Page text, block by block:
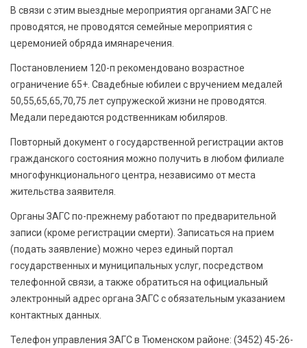
В связи с этим выездные мероприятия органами ЗАГС не
проводятся, не проводятся семейные мероприятия с
церемонией обряда имянаречения.
Постановлением 120-п рекомендовано возрастное
ограничение 65+. Свадебные юбилеи с вручением медалей
50,55,65,65,70,75 лет супружеской жизни не проводятся.
Медали передаются родственникам юбиляров.
Повторный документ о государственной регистрации актов
гражданского состояния можно получить в любом филиале
многофункционального центра, независимо от места
жительства заявителя.
Органы ЗАГС по-прежнему работают по предварительной
записи (кроме регистрации смерти). Записаться на прием
(подать заявление) можно через единый портал
государственных и муниципальных услуг, посредством
телефонной связи, а также обратиться на официальный
электронный адрес органа ЗАГС с обязательным указанием
контактных данных.
Телефон управления ЗАГС в Тюменском районе: (3452) 45-26-